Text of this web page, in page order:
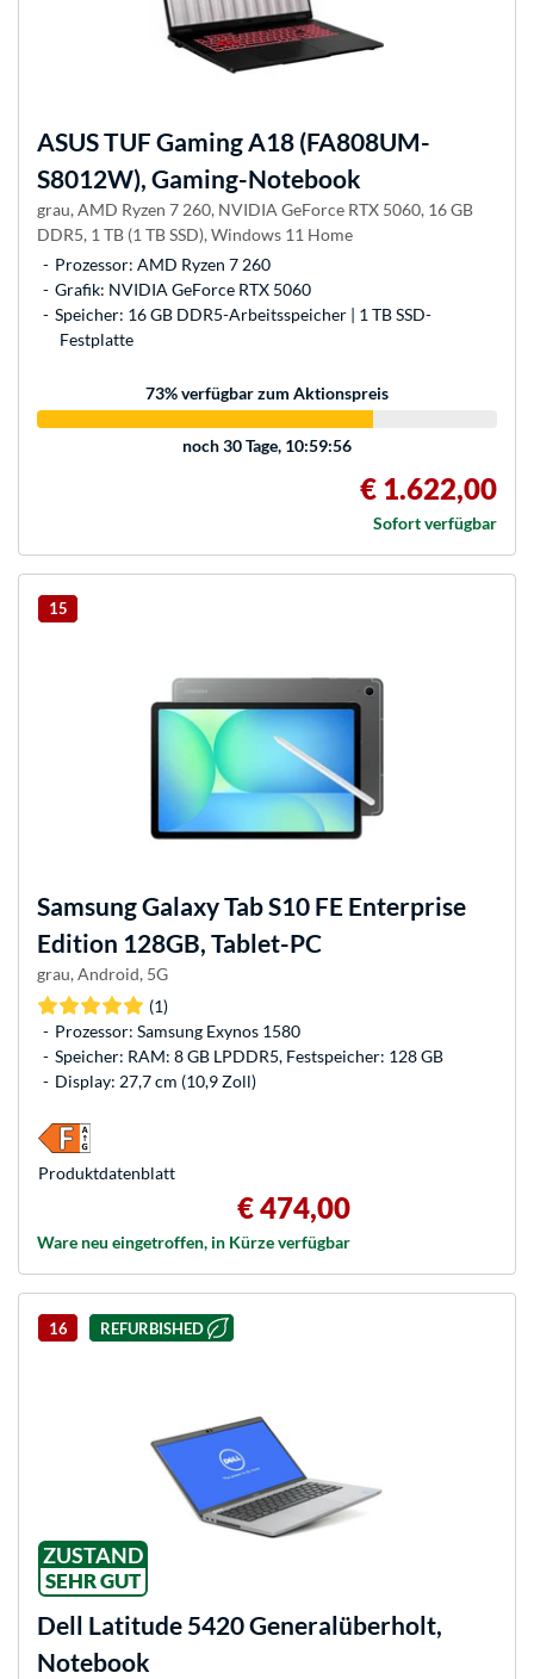
ASUSTUF Gaming A18 (FA808UM-
S8012W), Gaming-Notebook
grau, AMD Ryzen 7 260, NVIDIA GeForce RTX 5060, 16 GB
DDR5, 1 TB (1 TB SSD), Windows 11 Home
Prozessor: AMD Ryzen 7 260
Grafik: NVIDIA GeForce RTX 5060
Speicher: 16 GB DDR5-Arbeitsspeicher | 1 TB SSD-
Festplatte
73% verfügbar zum Aktionspreis
noch30 Tage, 10:59:56
€ 1.622,00
Sofort verfügbar
15
SamsungGalaxy Tab S10 FE Enterprise
Edition 128GB, Tablet-PC
grau, Android, 5G
(1)
Prozessor: Samsung Exynos 1580
Speicher: RAM: 8 GB LPDDR5, Festspeicher: 128 GB
Display: 27,7 cm (10,9 Zoll)
€ 474,00
Ware neu eingetroffen, in Kürze verfügbar
Produkt­datenblatt
16 REFURBISHED
ZUSTAND
SEHR GUT
Dell Latitude 5420 Generalüberholt,
Notebook